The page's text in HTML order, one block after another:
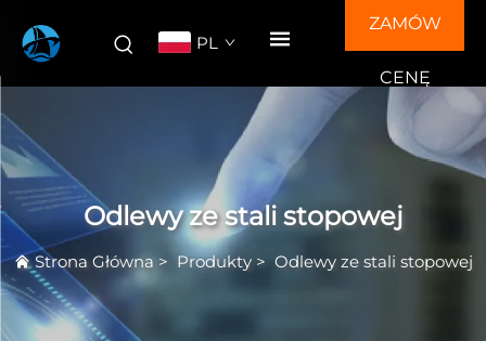
PL
ZAMÓW
CENĘ
Odlewy ze stali stopowej
Strona Główna> Produkty> Odlewy ze stali stopowej